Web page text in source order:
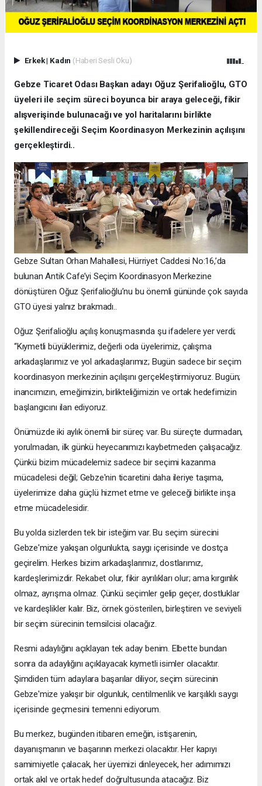
Erkek| Kadın (Haberi Sesli Oku)
Gebze Ticaret Odası Başkan adayı Oğuz Şerifalioğlu, GTO
üyeleri ile seçim süreci boyunca bir araya geleceği, fikir
alışverişinde bulunacağı ve yol haritalarını birlikte
şekillendireceği Seçim Koordinasyon Merkezinin açılışını
gerçekleştirdi..
Gebze Sultan Orhan Mahallesi, Hürriyet Caddesi No:16,’da
bulunan Antik Cafe’yi Seçim Koordinasyon Merkezine
dönüştüren Oğuz Şerifalioğlu’nu bu önemli gününde çok sayıda
GTO üyesi yalnız bırakmadı..
Oğuz Şerifalioğlu açılış konuşmasında şu ifadelere yer verdi;
“Kıymetli büyüklerimiz, değerli oda üyelerimiz, çalışma
arkadaşlarımız ve yol arkadaşlarımız; Bugün sadece bir seçim
koordinasyon merkezinin açılışını gerçekleştirmiyoruz. Bugün;
inancımızın, emeğimizin, birlikteliğimizin ve ortak hedefimizin
başlangıcını ilan ediyoruz.
Önümüzde iki aylık önemli bir süreç var. Bu süreçte durmadan,
yorulmadan, ilk günkü heyecanımızı kaybetmeden çalışacağız.
Çünkü bizim mücadelemiz sadece bir seçimi kazanma
mücadelesi değil; Gebze'nin ticaretini daha ileriye taşıma,
üyelerimize daha güçlü hizmet etme ve geleceği birlikte inşa
etme mücadelesidir.
Bu yolda sizlerden tek bir isteğim var. Bu seçim sürecini
Gebze'mize yakışan olgunlukta, saygı içerisinde ve dostça
geçirelim. Herkes bizim arkadaşlarımız, dostlarımız,
kardeşlerimizdir. Rekabet olur, fikir ayrılıkları olur; ama kırgınlık
olmaz, ayrışma olmaz. Çünkü seçimler gelip geçer, dostluklar
ve kardeşlikler kalır. Biz, örnek gösterilen, birleştiren ve seviyeli
bir seçim sürecinin temsilcisi olacağız.
Resmi adaylığını açıklayan tek aday benim. Elbette bundan
sonra da adaylığını açıklayacak kıymetli isimler olacaktır.
Şimdiden tüm adaylara başarılar diliyor, seçim sürecinin
Gebze'mize yakışır bir olgunluk, centilmenlik ve karşılıklı saygı
içerisinde geçmesini temenni ediyorum.
Bu merkez, bugünden itibaren emeğin, istişarenin,
dayanışmanın ve başarının merkezi olacaktır. Her kapıyı
samimiyetle çalacak, her üyemizi dinleyecek, her adımımızı
ortak akıl ve ortak hedef doğrultusunda atacağız. Biz